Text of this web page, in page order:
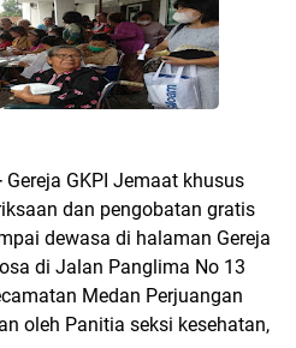
Gereja GKPI Jemaat khusus
dan pengobatan gratis
dewasa di halaman Gereja
di Jalan Panglima No 13
Medan Perjuangan
oleh Panitia seksi kesehatan,